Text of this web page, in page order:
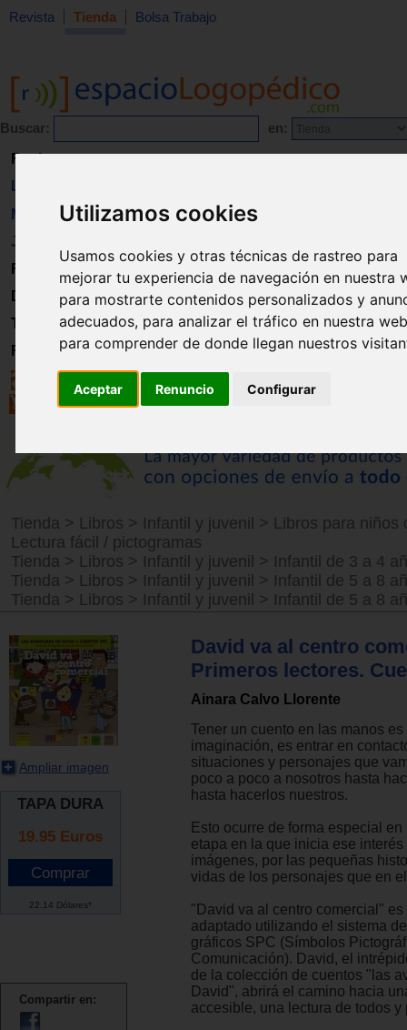
Utilizamos cookies
Usamos cookies y otras técnicas de rastreo para
mejorar tu experiencia de navegación en nuestra
para mostrarte contenidos personalizados y
adecuados, para analizar el tráfico en nuestra
para comprender de donde llegan nuestros
Aceptar Renuncio Configurar
Revista Tienda Bolsa Trabajo
Buscar: en:
Revista
Libros
Material
Juguetes
Formación
Directorio
Trabajo
Registro
Tienda > Libros > Infantil y juvenil > Libros para niños
Lectura fácil / pictogramas
Tienda > Libros > Infantil y juvenil > Infantil de 3 a 4
Tienda > Libros > Infantil y juvenil > Infantil de 5 a 8
Tienda > Libros > Infantil y juvenil > Infantil de 5 a 8
Ampliar imagen
TAPA DURA
19.95 Euros
22.14 Dólares*
Compartir en:
David va al centro
Primeros lectores.
Ainara Calvo Llorente
Tener un cuento en las manos
imaginación, es entrar en
situaciones y personajes que
poco a poco a nosotros hasta
hasta hacerlos nuestros.
Esto ocurre de forma especial
etapa en la que inicia ese interés
imágenes, por las pequeñas
vidas de los personajes que en
"David va al centro comercial" es
adaptado utilizando el sistema
gráficos SPC (Símbolos
Comunicación). David, el
de la colección de cuentos "las
David", abrirá el camino hacia
accesible, una lectura de todos y